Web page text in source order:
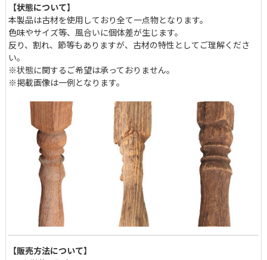
【状態について】
本製品は古材を使用しており全て一点物となります。
色味やサイズ等、風合いに個体差が生じます。
反り、割れ、節等もありますが、古材の特性としてご理解くださ
い。
※状態に関するご希望は承っておりません。
※掲載画像は一例となります。
【販売方法について】